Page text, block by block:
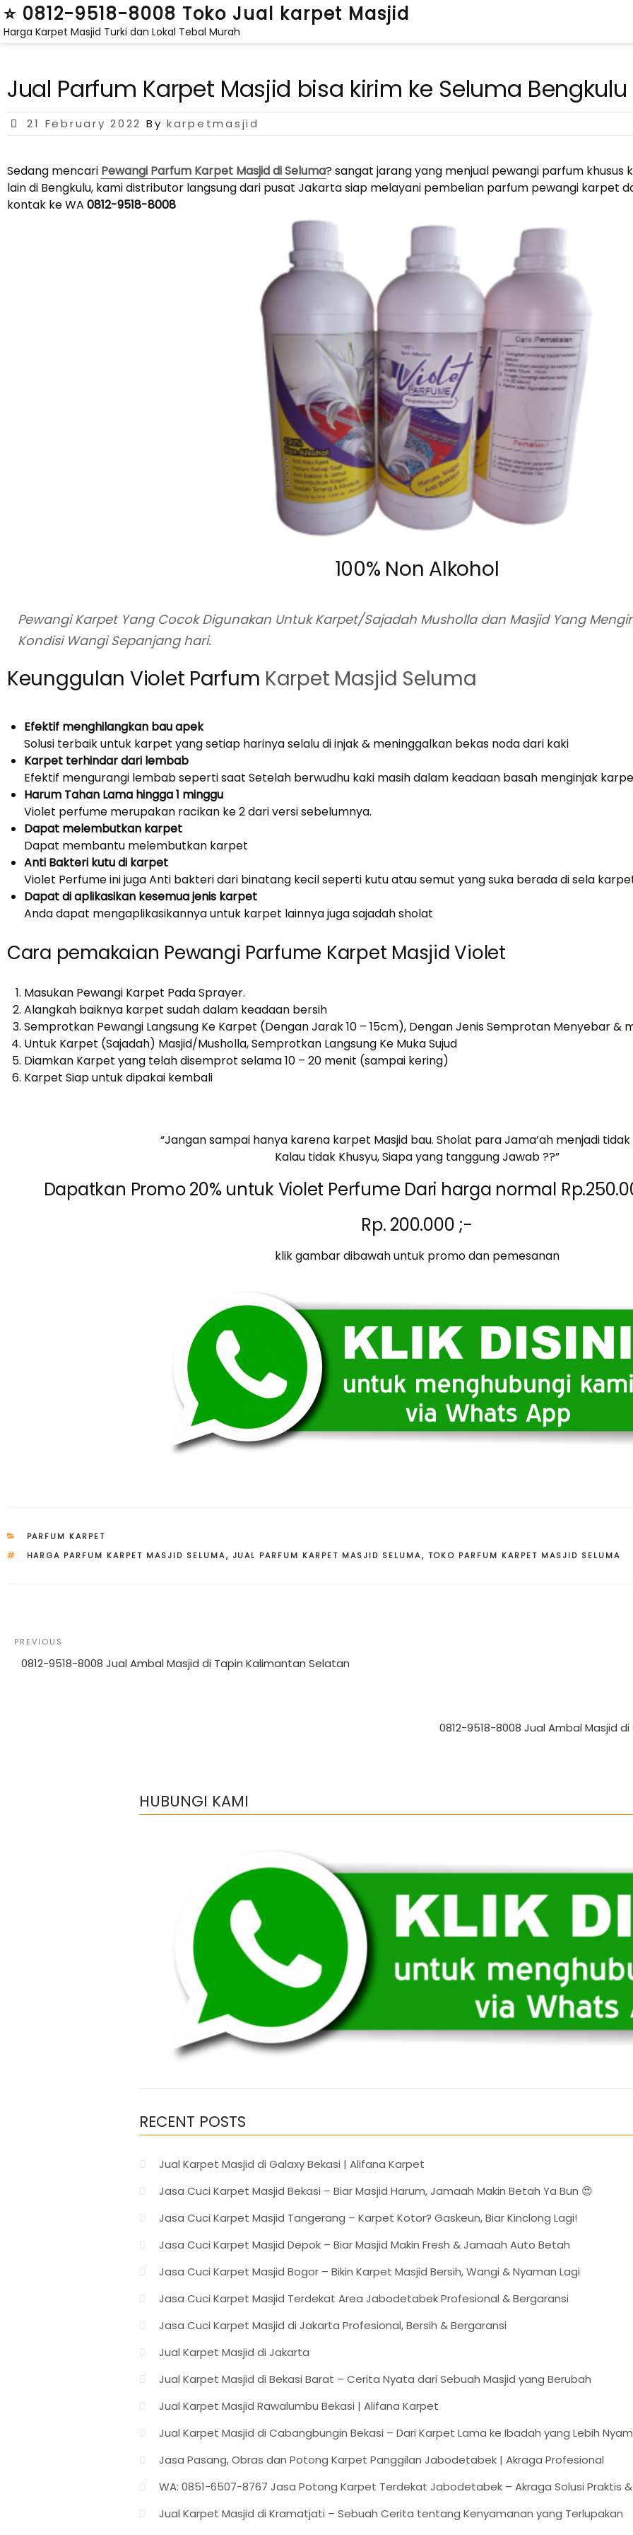
Skip
to
content
⭐ 0812-9518-8008 Toko Jual karpet Masjid
Harga Karpet Masjid Turki dan Lokal Tebal Murah
Jual Parfum Karpet Masjid bisa kirim ke Seluma Bengkulu
Posted
21 February 2022 Bykarpetmasjid
Sedang mencari Pewangi Parfum Karpet Masjid di Seluma? sangat jarang yang menjual pewangi parfum
lain di Bengkulu, kami distributor langsung dari pusat Jakarta siap melayani pembelian parfum pewangi karpet
kontak ke WA 0812-9518-8008
100% Non Alkohol
Pewangi Karpet Yang Cocok Digunakan Untuk Karpet/Sajadah Musholla dan Masjid Yang
Kondisi Wangi Sepanjang hari.
Keunggulan Violet Parfum Karpet Masjid Seluma
Efektif menghilangkan bau apek
Solusi terbaik untuk karpet yang setiap harinya selalu di injak & meninggalkan bekas noda dari kaki
Karpet terhindar dari lembab
Efektif mengurangi lembab seperti saat Setelah berwudhu kaki masih dalam keadaan basah menginjak
Harum Tahan Lama hingga 1 minggu
Violet perfume merupakan racikan ke 2 dari versi sebelumnya.
Dapat melembutkan karpet
Dapat membantu melembutkan karpet
Anti Bakteri kutu di karpet
Violet Perfume ini juga Anti bakteri dari binatang kecil seperti kutu atau semut yang suka berada di sela
Dapat di aplikasikan kesemua jenis karpet
Anda dapat mengaplikasikannya untuk karpet lainnya juga sajadah sholat
Cara pemakaian Pewangi Parfume Karpet Masjid Violet
Masukan Pewangi Karpet Pada Sprayer.
Alangkah baiknya karpet sudah dalam keadaan bersih
Semprotkan Pewangi Langsung Ke Karpet (Dengan Jarak 10 – 15cm), Dengan Jenis Semprotan Menyebar &
Untuk Karpet (Sajadah) Masjid/Musholla, Semprotkan Langsung Ke Muka Sujud
Diamkan Karpet yang telah disemprot selama 10 – 20 menit (sampai kering)
Karpet Siap untuk dipakai kembali
“Jangan sampai hanya karena karpet Masjid bau. Sholat para Jama’ah menjadi tidak
Kalau tidak Khusyu, Siapa yang tanggung Jawab ??”
Dapatkan Promo 20% untuk Violet Perfume Dari harga normal
Rp. 200.000 ;-
klik gambar dibawah untuk promo dan pemesanan
CATEGORIES
PARFUM KARPET
TAGS
HARGA PARFUM KARPET MASJID SELUMA, JUAL PARFUM KARPET MASJID SELUMA, TOKO PARFUM KARPET MASJID SELUMA
Post
navigation
Previous
Post
PREVIOUS
0812-9518-8008 Jual Ambal Masjid di Tapin Kalimantan Selatan
0812-9518-8008 Jual Ambal Masjid
HUBUNGI KAMI
RECENT POSTS
Jual Karpet Masjid di Galaxy Bekasi | Alifana Karpet
Jasa Cuci Karpet Masjid Bekasi – Biar Masjid Harum, Jamaah Makin Betah Ya Bun 😍
Jasa Cuci Karpet Masjid Tangerang – Karpet Kotor? Gaskeun, Biar Kinclong Lagi!
Jasa Cuci Karpet Masjid Depok – Biar Masjid Makin Fresh & Jamaah Auto Betah
Jasa Cuci Karpet Masjid Bogor – Bikin Karpet Masjid Bersih, Wangi & Nyaman Lagi
Jasa Cuci Karpet Masjid Terdekat Area Jabodetabek Profesional & Bergaransi
Jasa Cuci Karpet Masjid di Jakarta Profesional, Bersih & Bergaransi
Jual Karpet Masjid di Jakarta
Jual Karpet Masjid di Bekasi Barat – Cerita Nyata dari Sebuah Masjid yang Berubah
Jual Karpet Masjid Rawalumbu Bekasi | Alifana Karpet
Jual Karpet Masjid di Cabangbungin Bekasi – Dari Karpet Lama ke Ibadah yang Lebih
Jasa Pasang, Obras dan Potong Karpet Panggilan Jabodetabek | Akraga Profesional
WA: 0851-6507-8767 Jasa Potong Karpet Terdekat Jabodetabek – Akraga Solusi Praktis
Jual Karpet Masjid di Kramatjati – Sebuah Cerita tentang Kenyamanan yang Terlupakan